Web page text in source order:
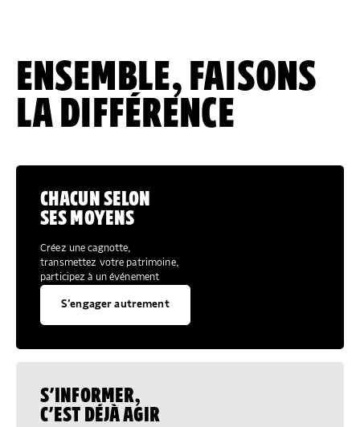
ENSEMBLE, FAISONS
LA DIFFÉRENCE
CHACUN SELON
SES MOYENS
Créez une cagnotte,
transmettez votre patrimoine,
participez à un événement
S’engager autrement
S’INFORMER,
C’EST DÉJÀ AGIR